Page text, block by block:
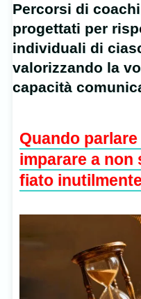
Percorsi di
progettati per
individuali di
valorizzando la
capacità
Quando
imparare a non
fiato